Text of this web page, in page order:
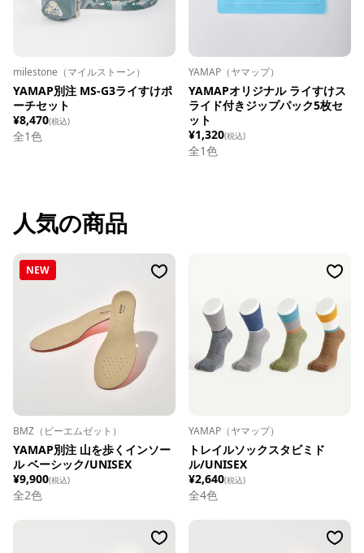
milestone（マイルストーン）
YAMAP別注 MS-G3ライすけポ
ーチセット
¥8,470(税込)
全1色
YAMAP（ヤマップ）
YAMAPオリジナル ライすけス
ライド付きジップパック5枚セ
ット
¥1,320(税込)
全1色
人気の商品
NEW
BMZ（ビーエムゼット）
YAMAP別注 山を歩くインソー
ル ベーシック/UNISEX
¥9,900(税込)
全2色
YAMAP（ヤマップ）
トレイルソックスタビミド
ル/UNISEX
¥2,640(税込)
全4色